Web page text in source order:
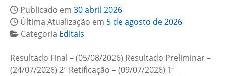
Publicado em 30 abril 2026
Última Atualização em 5 de agosto de 2026
Categoria Editais
Resultado Final – (05/08/2026) Resultado Preliminar –
(24/07/2026) 2ª Retificação – (09/07/2026) 1ª